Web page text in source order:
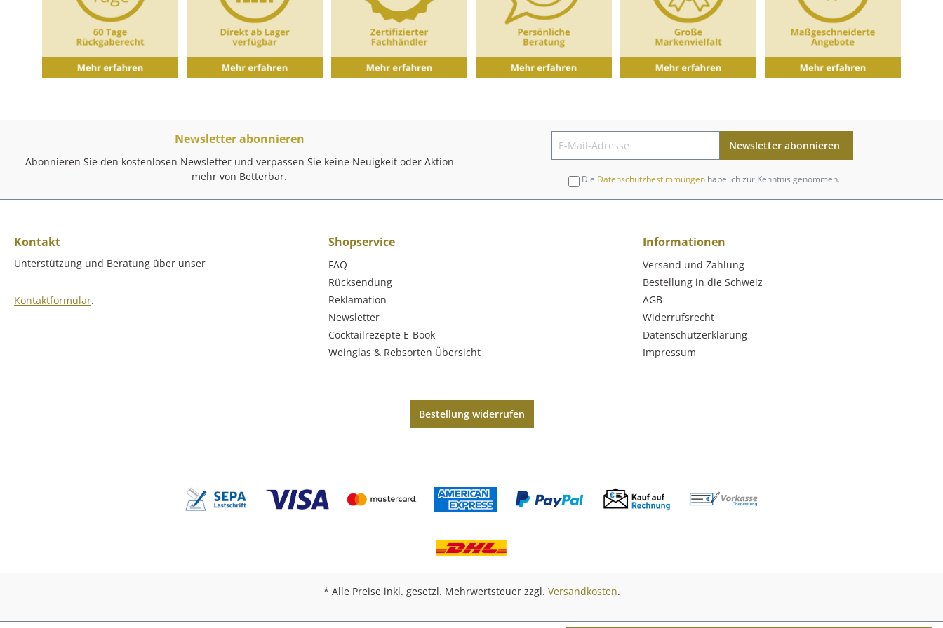
Newsletter abonnieren
Abonnieren Sie den kostenlosen Newsletter und verpassen Sie keine Neuigkeit oder Aktion
mehr von Betterbar.
Newsletter abonnieren
Die Datenschutzbestimmungenhabe ich zur Kenntnis genommen.
Kontakt
Unterstützung und Beratung über unser
Kontaktformular.
Shopservice
FAQ
Rücksendung
Reklamation
Newsletter
Cocktailrezepte E-Book
Weinglas & Rebsorten Übersicht
Informationen
Versand und Zahlung
Bestellung in die Schweiz
AGB
Widerrufsrecht
Datenschutzerklärung
Impressum
Bestellung widerrufen
* Alle Preise inkl. gesetzl. Mehrwertsteuer zzgl. Versandkosten.